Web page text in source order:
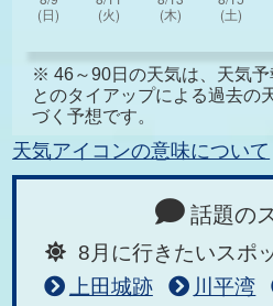
※ 46～90日の天気は、天気
とのタイアップによる過去の
づく予想です。
天気アイコンの意味について
話題の
8月に行きたいスポ
上田城跡
川平湾